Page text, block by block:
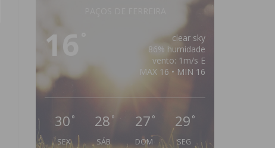
16
clear sky
86% humidade
vento: 1m/s E
MAX 16 • MIN 16
30 °
SEX
28 °
SÁB
27 °
DOM
29 °
SEG